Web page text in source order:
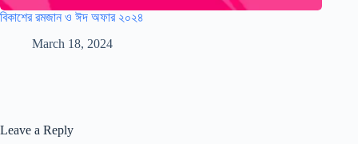
বিকাশের রমজান ও ঈদ অফার ২০২৪
March 18, 2024
Leave a Reply